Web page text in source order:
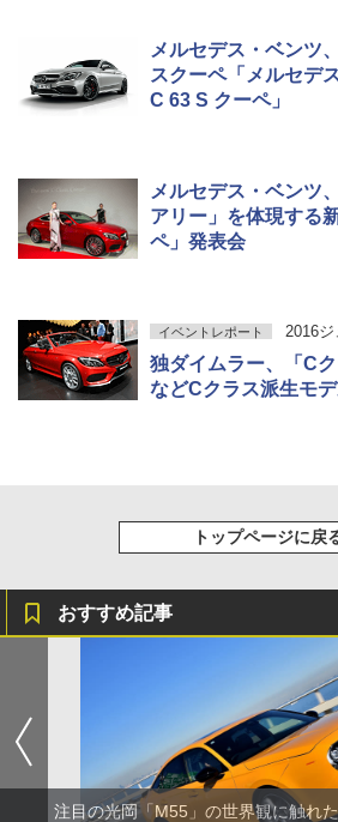
メルセデス・ベンツ
スクーペ「メルセデ
C 63 S クーペ」
メルセデス・ベンツ
アリー」を体現する
ペ」発表会
イベントレポート 2016
独ダイムラー、「Cク
などCクラス派生モ
トップページに戻
おすすめ記事
注目の光岡「M55」の世界観に触れ